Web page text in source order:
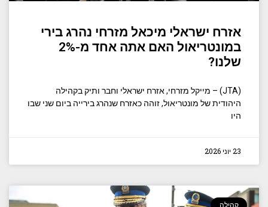
אזרח ישראלי מיכאל מזרחי נהרג בירי
במונטריאול האם אתה אחד מ-2%
שלנו?
(JTA) – מייקל מזרחי, אזרח ישראלי וחבר ותיק בקהילה
היהודית של מונטריאול, זוהה כאזרח שנהרג בירייה ביום שני שבו
היו
23 יוני 2026
קהילה